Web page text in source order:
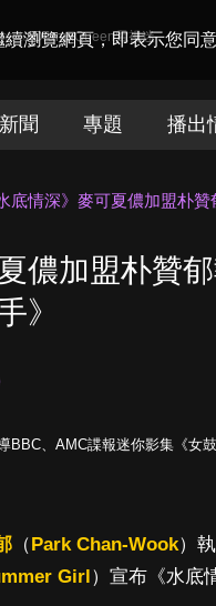
瀏覽網頁，即表示您同
toDramaQueen電視迷
新聞 專題 播出
底情深》麥可夏儂加盟朴
儂加盟朴贊
》
（Park Chan-Wook）
Girl）宣布《水底